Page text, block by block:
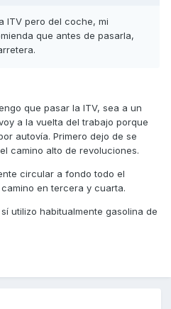
ITV pero del coche, mi
que antes de pasarla,
que pasar la ITV, sea a un
a la vuelta del trabajo porque
autovía. Primero dejo de se
camino alto de revoluciones.
circular a fondo todo el
en tercera y cuarta.
utilizo habitualmente gasolina de